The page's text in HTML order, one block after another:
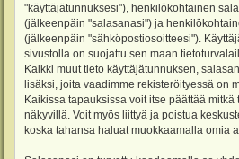
"käyttäjätunnuksesi"), henkilökohtainen
(jälkeenpäin "salasanasi") ja
(jälkeenpäin "sähköpostiosoitteesi").
sivustolla on suojattu sen maan
Kaikki muut tieto käyttäjätunnuksen,
lisäksi, joita vaadimme rekisteröityessä on
Kaikissa tapauksissa voit itse päättää mitkä
näkyvillä. Voit myös liittyä ja poistua
koska tahansa haluat muokkaamalla omia